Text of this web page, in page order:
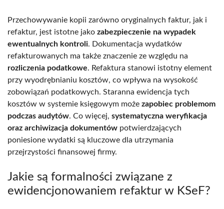
Przechowywanie kopii zarówno oryginalnych faktur, jak i
refaktur, jest istotne jako zabezpieczenie na wypadek
ewentualnych kontroli. Dokumentacja wydatków
refakturowanych ma także znaczenie ze względu na
rozliczenia podatkowe. Refaktura stanowi istotny element
przy wyodrębnianiu kosztów, co wpływa na wysokość
zobowiązań podatkowych. Staranna ewidencja tych
kosztów w systemie księgowym może zapobiec problemom
podczas audytów. Co więcej, systematyczna weryfikacja
oraz archiwizacja dokumentów potwierdzających
poniesione wydatki są kluczowe dla utrzymania
przejrzystości finansowej firmy.
Jakie są formalności związane z
ewidencjonowaniem refaktur w KSeF?